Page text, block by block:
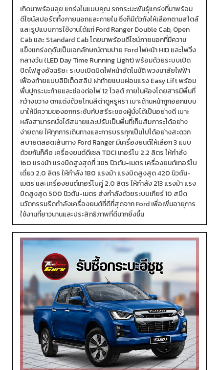
เกิดมาพร้อมลุย แกร่งในแบบคุณ รถกระบะพันธุ์แกร่งที่มาพร้อม
ดีไซน์สปอร์ตทั้งภายนอกและภายใน ซึ่งก็มีตัวถังให้เลือกตามสไตล์
และรูปแบบการใช้งานได้แก่ Ford Ranger Double Cab, Open
Cab และ Standard Cab โดยมาพร้อมดีไซน์ภายนอกที่มีความ
แข็งแกร่งดุดันเป็นเอกลักษณ์ตามปาย Ford ไฟหน้า HID และไฟวิ่ง
กลางวัน (LED Day Time Running Light) พร้อมด้วยระบบเปิด
ปิดไฟสูงอัจฉริยะ ระบบเปิดปิดไฟหน้าอัตโนมัติ พวงมาลัยไฟฟ้า
เฟืองท้ายแบบลิมิเต็ดสลิป ฝาท้ายแบบผ่อนแรง Easy Lift พร้อม
พื้นปูกระบะท้ายและช่องต่อไฟ 12 โวลต์ ภายในห้องโดยสารมีพื้นที่
กว้างขวาง ตกแต่งด้วยโทนสีดำดูหรูหรา เบาะด้านหน้าถูกออกแบบ
มาให้มีความของอกกระชับกับสรีระของผู้นั่งได้เป็นอย่างดี เบาะ
หลังสามารถนั่งได้สบายและปรับเป็นพื้นที่เก็บสัมภาระได้อย่าง
ง่ายดาย ให้ทุกการเดินทางและการบรรทุกเป็นไปได้อย่างสะดวก
สบายตลอดเส้นทาง Ford Ranger มีเครื่องยนต์ให้เลือก 3 แบบ
ด้วยกันก็คือ เครื่องยนต์ดีเซล TDCI เทอร์โบ 2.2 ลิตร ให้กำลัง
160 แรงม้า แรงบิดสูงสุดที่ 385 นิวตัน-เมตร เครื่องยนต์เทอร์โบ
เดี่ยว 2.0 ลิตร ให้กำลัง 180 แรงม้า แรงบิดสูงสุด 420 นิวตัน-
เมตร และเครื่องยนต์เทอร์โบคู่ 2.0 ลิตร ให้กำลัง 213 แรงม้า แรง
บิดสูงสุด 500 นิวตัน-เมตร ส่งกำลังด้วยระบบเกียร์ 10 สปีด
นวัตกรรมรีดกำลังเครื่องยนต์ที่ดีที่สุดจาก Ford เพื่อเพิ่มอายุการ
ใช้งานที่ยาวนานและประสิทธิภาพที่ดีมากยิ่งขึ้น